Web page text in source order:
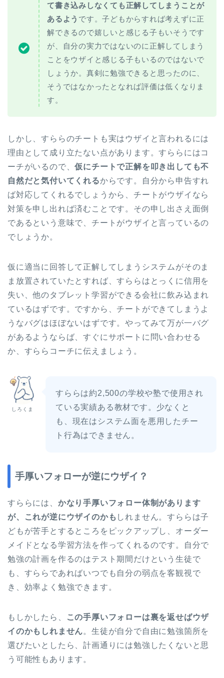
て書き込みしなくても正解してしまうことが
あるよう です。子どもからすれば考えずに正
解できるので嬉しいと感じる子もいそうです
が、自分の実力ではないのに正解してしまう
ことをウザイと感じる子もいるのではないで
しょうか。真剣に勉強できると思ったのに、
そうではなかったとなれば評価は低くなりま
す。
しかし、すららのチートも実はウザイと言われるには
理由として成り立たない点があります。すららにはコ
ーチがいるので、仮にチートで正解を叩き出しても不
自然だと気付いてくれるからです。自分から申告すれ
ば対応してくれるでしょうから、チートがウザイなら
対策を申し出れば済むことです。その申し出さえ面倒
であるという意味で、チートがウザイと言っているの
でしょうか。
仮に適当に回答して正解してしまうシステムがそのま
ま放置されていたとすれば、すららはとっくに信用を
失い、他のタブレット学習ができる会社に飲み込まれ
ているはずです。ですから、チートができてしまうよ
うなバグはほぼないはずです。やってみて万が一バグ
があるようならば、すぐにサポートに問い合わせる
か、すららコーチに伝えましょう。
しろくま
すららは約2,500の学校や塾で使用され
ている実績ある教材です。少なくと
も、現在はシステム面を悪用したチー
ト行為はできません。
手厚いフォローが逆にウザイ？
すららには、 かなり手厚いフォロー体制があります
が、これが逆にウザイのかも しれません。すららは子
どもが苦手とするところをピックアップし、オーダー
メイドとなる学習方法を作ってくれるのです。自分で
勉強の計画を作るのはテスト期間だけという生徒で
も、すららであればいつでも自分の弱点を客観視で
き、効率よく勉強できます。
もしかしたら、
この手厚いフォローは裏を返せばウザ
イのかもしれません。生徒が自分で自由に勉強箇所を
選びたいとしたら、計画通りには勉強したくないと思
う可能性もあります。